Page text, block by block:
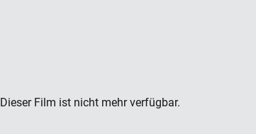
Dieser Film ist nicht mehr verfügbar.